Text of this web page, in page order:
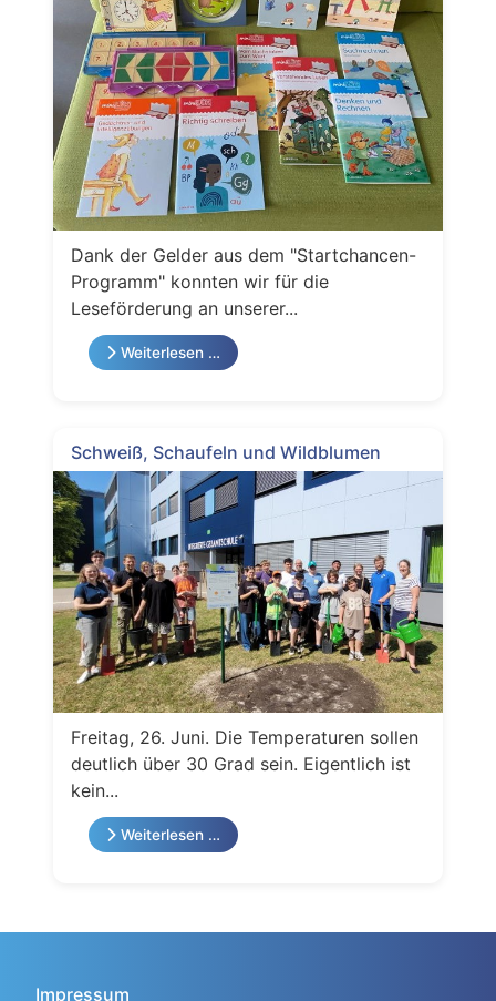
Dank der Gelder aus dem "Startchancen-
Programm" konnten wir für die
Leseförderung an unserer...
Weiterlesen …
Schweiß, Schaufeln und Wildblumen
Freitag, 26. Juni. Die Temperaturen sollen
deutlich über 30 Grad sein. Eigentlich ist
kein...
Weiterlesen …
Impressum